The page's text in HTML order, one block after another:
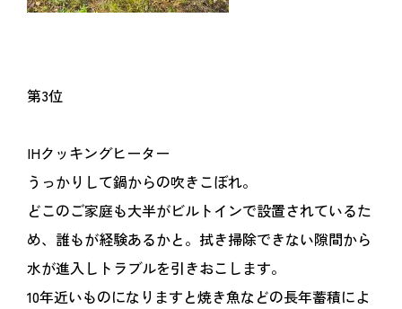
第3位
IHクッキングヒーター
うっかりして鍋からの吹きこぼれ。
どこのご家庭も大半がビルトインで設置されているた
め、誰もが経験あるかと。拭き掃除できない隙間から
水が進入しトラブルを引きおこします。
10年近いものになりますと焼き魚などの長年蓄積によ